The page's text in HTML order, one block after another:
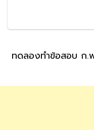
ทดลองทำข้อสอบ ก.